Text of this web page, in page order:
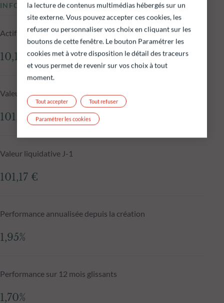
INFORMATIONS CLÉS
Actif net du fonds au 05.08.2026
10,14 M€
Valeur liquidative au 05.08.2026
101,23 €
Valeur liquidative J-1
101,17 €
Performance annualisée depuis la création
1,95%
Performance sur 12 mois glissants
1,70%
la lecture de contenus multimédias hébergés sur un
site externe. Vous pouvez accepter ces cookies, les
refuser ou personnaliser vos choix en cliquant sur les
boutons de cette fenêtre. Le bouton Paramétrer les
cookies met à votre disposition le détail des traceurs
et vous permet de revenir sur vos choix à tout
moment.
Tout refuser
Tout accepter
Paramétrer les cookies